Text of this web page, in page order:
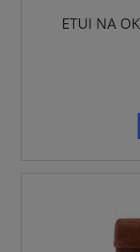
ETUI NA